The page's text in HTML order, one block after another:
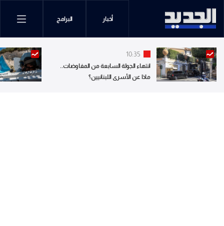
أخبار البرامج
10:35
انتهاء الجولة السابعة من المفاوضات..
ماذا عن الأسرى اللبنانيين؟